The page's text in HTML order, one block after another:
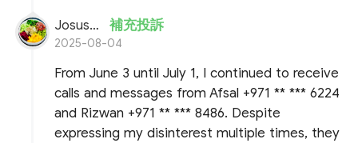
Josusteve 補充投訴
2025-08-04
From June 3 until July 1, I continued to receive
calls and messages from Afsal +971 ** *** 6224
and Rizwan +971 ** *** 8486. Despite
expressing my disinterest multiple times, they